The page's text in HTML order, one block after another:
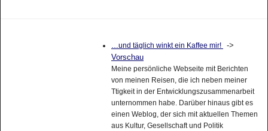
…und täglich winkt ein Kaffee mir!
->
Vorschau
Meine persönliche Webseite mit Berichten
von meinen Reisen, die ich neben meiner
Ttigkeit in der Entwicklungszusammenarbeit
unternommen habe. Darüber hinaus gibt es
einen Weblog, der sich mit aktuellen Themen
aus Kultur, Gesellschaft und Politik